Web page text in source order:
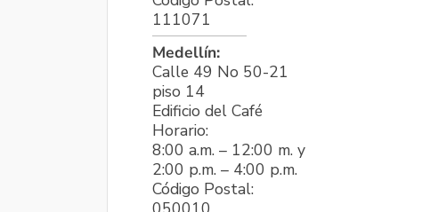
111071
Medellín:
Calle 49 No 50-21
piso 14
Edificio del Café
Horario:
8:00 a.m. – 12:00 m. y
2:00 p.m. – 4:00 p.m.
Código Postal: